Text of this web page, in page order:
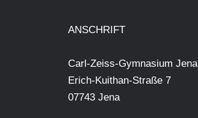
ANSCHRIFT
Carl-Zeiss-Gymnasium Jena
Erich-Kuithan-Straße 7
07743 Jena